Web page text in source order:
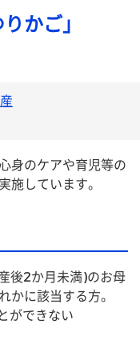
かご」
身のケアや育児等の
施しています。
後2か月未満)のお母
かに該当する方。
ができない